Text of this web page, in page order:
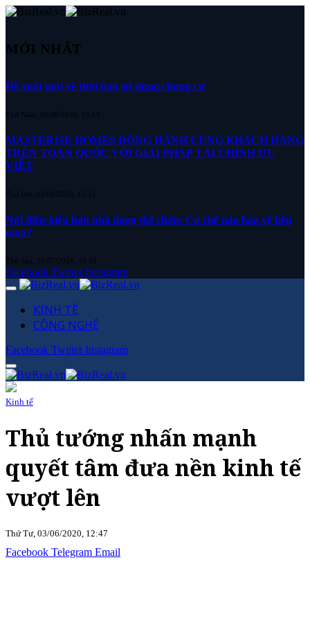
MỚI NHẤT
Đề xuất mới về thời hạn sử dụng chung cư
Thứ Năm, 06/08/2026, 15:19
MASTERISE HOMES ĐỒNG HÀNH CÙNG KHÁCH HÀNG
TRÊN TOÀN QUỐC VỚI GIẢI PHÁP TÀI CHÍNH ƯU
VIỆT
Thứ Hai, 03/08/2026, 15:31
Nới điều kiện bán nhà đang thế chấp: Cơ chế nào bảo vệ bên
mua?
Thứ Sáu, 31/07/2026, 16:50
Facebook Twitter Instagram
KINH TẾ
CÔNG NGHỆ
Facebook Twitter Instagram
Kinh tế
Thủ tướng nhấn mạnh
quyết tâm đưa nền kinh tế
vượt lên
Thứ Tư, 03/06/2020, 12:47
Facebook Telegram Email